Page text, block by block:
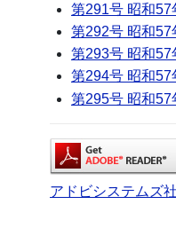
第291号 昭和57
第292号 昭和57
第293号 昭和
第294号 昭和
第295号 昭和
アドビシステムズ